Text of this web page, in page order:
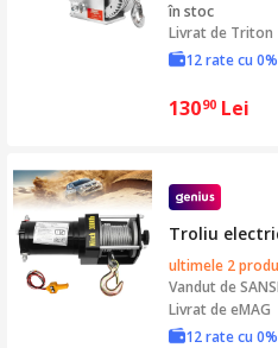
în stoc
Livrat de Triton
12 rate cu
13090 Lei
Troliu
ultimele 2
Vandut de
Livrat de eMAG
12 rate cu